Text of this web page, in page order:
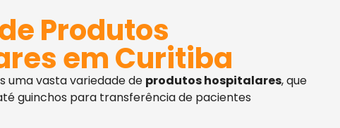
Produtos
em Curitiba
uma vasta variedade de produtos hospitalares, que
guinchos para transferência de pacientes